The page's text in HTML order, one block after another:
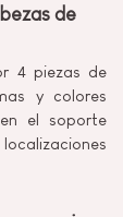
de
4 piezas de
y colores
el soporte